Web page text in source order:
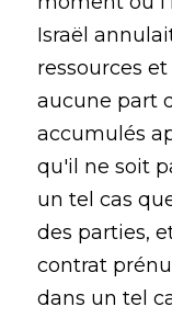
Israël
ressources
aucune part
accumulés
qu'il ne soit
un tel cas
des parties,
contrat
dans un tel